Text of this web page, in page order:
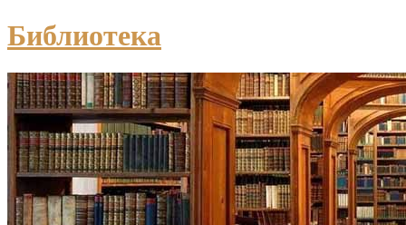
Библиотека